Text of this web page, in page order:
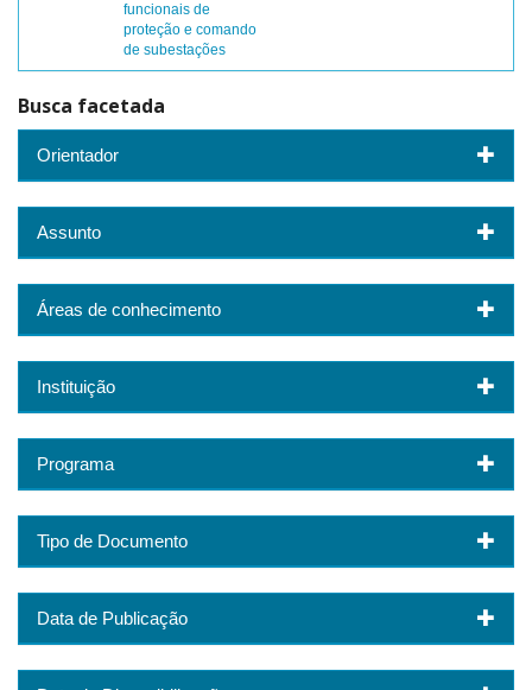
funcionais de
proteção e comando
de subestações
Busca facetada
Orientador
Assunto
Áreas de conhecimento
Instituição
Programa
Tipo de Documento
Data de Publicação